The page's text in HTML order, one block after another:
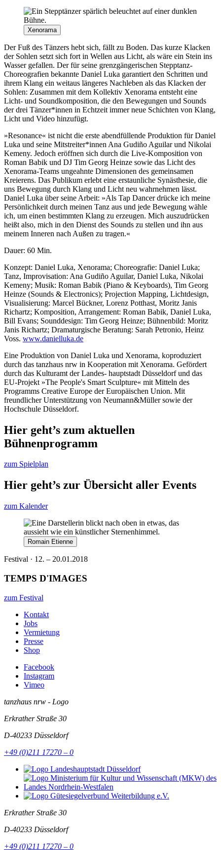
Xenorama
Der Fuß des Tänzers hebt sich, fällt zu Boden. Das kurze Klacken
der Sohlen setzt sich fort in Wellen aus Licht, als wäre ein Stein ins
Wasser gefallen. Der für seine grenzgängerischen Stepptanz-
Choreografien bekannte Daniel Luka garantiert den Schritten und
ihrem Klang ein weitaus längeres Nachleben als das Klacken der
Sohlen: Zusammen mit dem Kollektiv Xenorama entsteht eine
Licht- und Soundkomposition, die den Bewegungen und Sounds
der drei Tänzer*innen in Echtzeit immer neue Schichten von Klang,
Licht und Video hinzufügt.
»Resonance« ist nicht die erste abendfüllende Produktion für Daniel
Luka und seine Mitstreiter*innen Ana Gudiño Aguilar und Nikolai
Kemeny. Jedoch eröffnen sich durch die Live-Komposition von
Roman Babik und DJ Tim Georg Heinze sowie das Licht des
Xenorama-Teams ungeahnte Dimensionen des gemeinsamen
Kreierens. Das Publikum erlebt eine erstaunliche Synästhesie, die
uns Bewegung durch Klang und Licht neu wahrnehmen lässt.
Daniel Luka über seine Arbeit: »Als Tap Dancer drücke ich meine
Persönlichkeit durch meinen Tanz aus und jede Bewegung wähle
ich, um einen bestimmten Klang zu erzeugen. Mich auszudrücken
heißt also, mich in den Dienst des Sounds zu stellen und ihn aus
meinem Inneren nach Außen zu tragen.«
Dauer: 60 Min.
Konzept: Daniel Luka, Xenorama; Choreografie: Daniel Luka;
Tanz, Improvisation: Ana Gudiño Aguilar, Daniel Luka, Nikolai
Kemeny; Musik: Roman Babik (Piano & Keyboards), Tim Georg
Heinze (Sounds & Electronics); Projection Mapping, Lichtdesign,
Visualisierung: Marcel Bückner, Lorenz Potthast, Moritz Janis
Richartz; Komposition, Arrangement: Roman Babik, Daniel Luka,
Bill Evans; Sounddesign: Tim Georg Heinze; Bühnenbild: Moritz
Janis Richartz; Dramaturgische Beratung: Sarah Petronio, Heinz
Voss. www.danielluka.de
Eine Produktion von Daniel Luka und Xenorama, koproduziert
durch das tanzhaus nrw in Kooperation mit Xenorama. Gefördert
durch das Kulturamt der Landes- hauptstadt Düsseldorf und das
EU-Projekt »The People's Smart Sculpture« mit Mitteln des
Programms Creative Europe der Europäischen Union. Mit
freundlicher Unterstützung von Neumann&Müller sowie der
Hochschule Düsseldorf.
Hier geht’s zum aktuellen
Bühnenprogramm
zum Spielplan
Hier geht’s zur Übersicht aller Events
zum Kalender
Romain Etienne
Festival · 12. – 20.01.2018
TEMPS D'IMAGES
zum Festival
Kontakt
Jobs
Vermietung
Presse
Shop
Facebook
Instagram
Vimeo
tanzhaus nrw - Logo
Erkrather Straße 30
D-40233 Düsseldorf
+49 (0)211 17270 – 0
Erkrather Straße 30
D-40233 Düsseldorf
+49 (0)211 17270 – 0